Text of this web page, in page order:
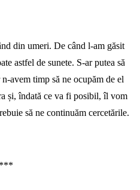
din umeri. De când l-am găsit
astfel de sunete. S-ar putea să
avem timp să ne ocupăm de el
și, îndată ce va fi posibil, îl vom
să ne continuăm cercetările.
***